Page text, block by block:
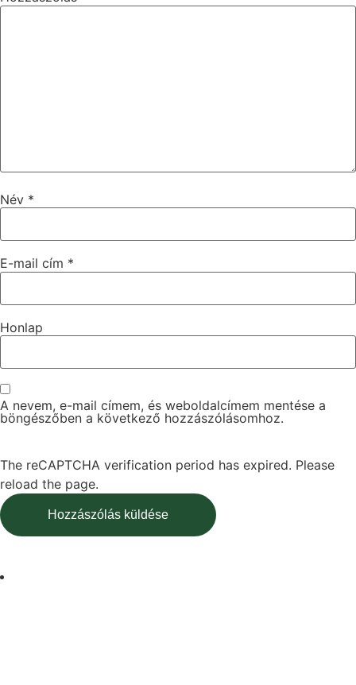
Név *
E-mail cím *
Honlap
A nevem, e-mail címem, és weboldalcímem mentése a
böngészőben a következő hozzászólásomhoz.
The reCAPTCHA verification period has expired. Please
reload the page.